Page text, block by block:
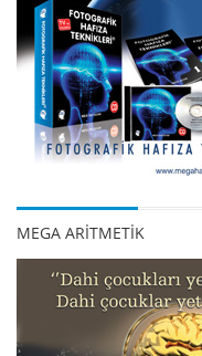
MEGA ARİTMETİK